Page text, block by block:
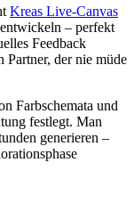
Kreas Live-Canvas
– perfekt
Feedback
Partner, der nie müde
Farbschemata und
festlegt. Man
generieren –